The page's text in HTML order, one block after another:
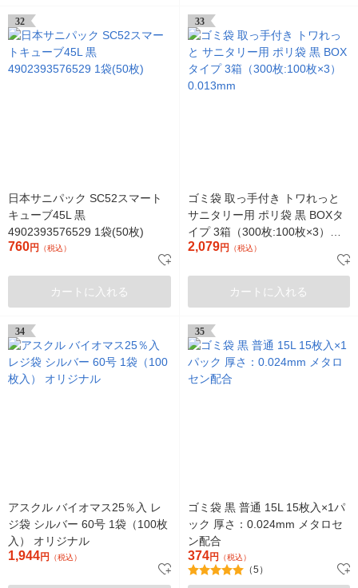
32
日本サニパック SC52スマート
キューブ45L 黒
4902393576529 1袋(50枚)
760円 （税込）
カートに入れる
33
ゴミ袋 取っ手付き トワれっと
サニタリー用 ポリ袋 黒 BOXタ
イプ 3箱（300枚:100枚×3）
0.013mm
2,079円 （税込）
カートに入れる
34
アスクル バイオマス25％入 レ
ジ袋 シルバー 60号 1袋（100枚
入） オリジナル
1,944円 （税込）
35
ゴミ袋 黒 普通 15L 15枚入×1パ
ック 厚さ：0.024mm メタロセ
ン配合
374円 （税込）
（5）